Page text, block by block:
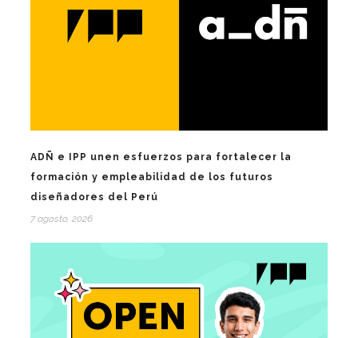
ADÑ e IPP unen esfuerzos para fortalecer la
formación y empleabilidad de los futuros
diseñadores del Perú
7 agosto, 2026